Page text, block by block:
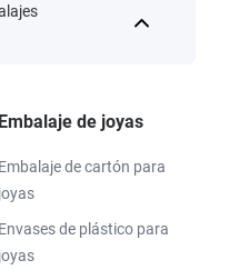
Embalaje de joyas
Embalaje de cartón para
joyas
Envases de plástico para
joyas